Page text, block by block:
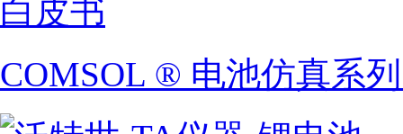
COMSOL ® 电池仿真系